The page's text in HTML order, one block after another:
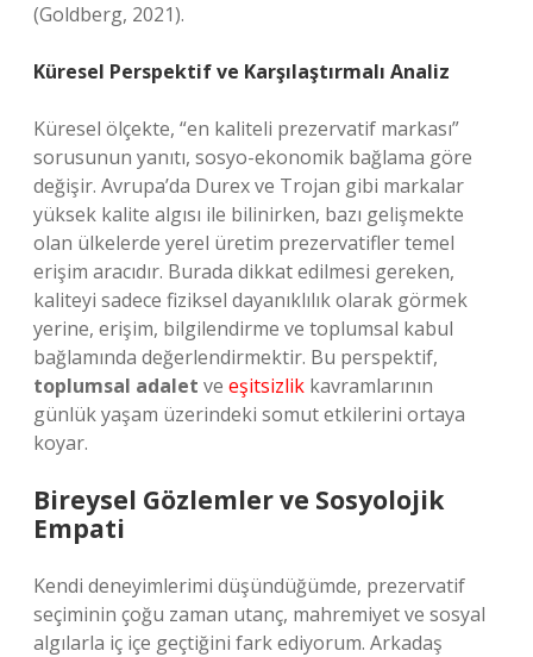
(Goldberg, 2021).
Küresel Perspektif ve Karşılaştırmalı Analiz
Küresel ölçekte, “en kaliteli prezervatif markası”
sorusunun yanıtı, sosyo-ekonomik bağlama göre
değişir. Avrupa’da Durex ve Trojan gibi markalar
yüksek kalite algısı ile bilinirken, bazı gelişmekte
olan ülkelerde yerel üretim prezervatifler temel
erişim aracıdır. Burada dikkat edilmesi gereken,
kaliteyi sadece fiziksel dayanıklılık olarak görmek
yerine, erişim, bilgilendirme ve toplumsal kabul
bağlamında değerlendirmektir. Bu perspektif,
toplumsal adalet ve eşitsizlik kavramlarının
günlük yaşam üzerindeki somut etkilerini ortaya
koyar.
Bireysel Gözlemler ve Sosyolojik
Empati
Kendi deneyimlerimi düşündüğümde, prezervatif
seçiminin çoğu zaman utanç, mahremiyet ve sosyal
algılarla iç içe geçtiğini fark ediyorum. Arkadaş